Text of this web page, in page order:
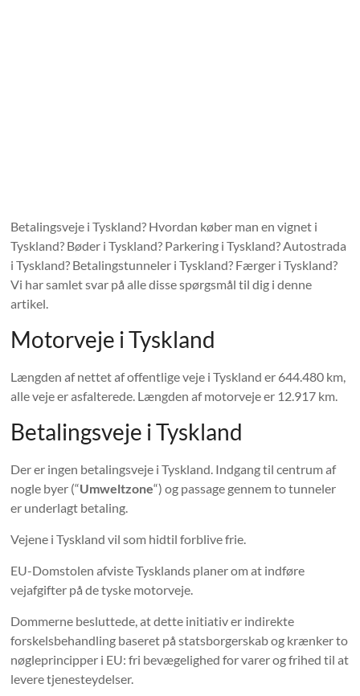
Betalingsveje i Tyskland? Hvordan køber man en vignet i
Tyskland? Bøder i Tyskland? Parkering i Tyskland? Autostrada
i Tyskland? Betalingstunneler i Tyskland? Færger i Tyskland?
Vi har samlet svar på alle disse spørgsmål til dig i denne
artikel.
Motorveje i Tyskland
Længden af ​​nettet af offentlige veje i Tyskland er 644.480 km,
alle veje er asfalterede. Længden af ​​motorveje er 12.917 km.
Betalingsveje i Tyskland
Der er ingen betalingsveje i Tyskland. Indgang til centrum af
nogle byer (“Umweltzone“) og passage gennem to tunneler
er underlagt betaling.
Vejene i Tyskland vil som hidtil forblive frie.
EU-Domstolen afviste Tysklands planer om at indføre
vejafgifter på de tyske motorveje.
Dommerne besluttede, at dette initiativ er indirekte
forskelsbehandling baseret på statsborgerskab og krænker to
nøgleprincipper i EU: fri bevægelighed for varer og frihed til at
levere tjenesteydelser.